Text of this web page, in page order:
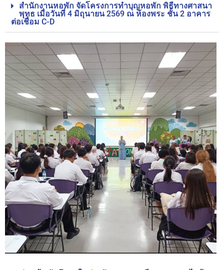
สำนักงานหอพัก จัดโครงการทำบุญหอพัก พิธีทางศาสนา
พุทธ เมื่อวันที่ 4 มิถุนายน 2569 ณ ห้องพระ ชั้น 2 อาคาร
ต่อเชื่อม C-D